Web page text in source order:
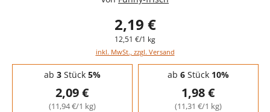
2,19 €
12,51 €/1 kg
inkl. MwSt., zzgl. Versand
Staffelpreise - Mengenrabatt
ab 3Stück 5%
2,09 €
(11,94 €/1 kg)
ab 6Stück 10%
1,98 €
(11,31 €/1 kg)